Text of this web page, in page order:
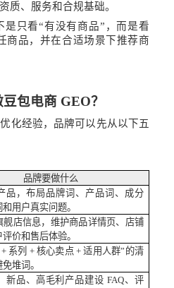
质、服务和合规基础。
是只看“有没有商品”，而是看
商品，并在合适场景下推荐商
豆包电商 GEO？
化经验，品牌可以先从以下五
品牌要做什么
品，布局品牌词、产品词、成分
用户真实问题。
舰店信息，维护商品详情页、店铺
价和售后体验。
系列 + 核心卖点 + 适用人群”的清
堆词。
新品、高毛利产品建设 FAQ、评